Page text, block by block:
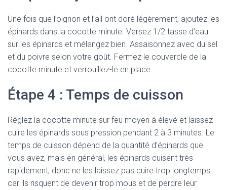
Une fois que l’oignon et l’ail ont doré légèrement, ajoutez les
épinards dans la cocotte minute. Versez 1/2 tasse d’eau
sur les épinards et mélangez bien. Assaisonnez avec du sel
et du poivre selon votre goût. Fermez le couvercle de la
cocotte minute et verrouillez-le en place.
Étape 4 : Temps de cuisson
Réglez la cocotte minute sur feu moyen à élevé et laissez
cuire les épinards sous pression pendant 2 à 3 minutes. Le
temps de cuisson dépend de la quantité d’épinards que
vous avez, mais en général, les épinards cuisent très
rapidement, donc ne les laissez pas cuire trop longtemps
car ils risquent de devenir trop mous et de perdre leur